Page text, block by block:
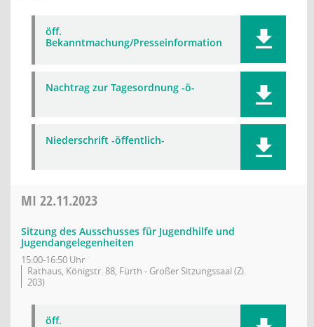
öff.
Bekanntmachung/Presseinformation
Nachtrag zur Tagesordnung -ö-
Niederschrift -öffentlich-
MI 22.11.2023
Sitzung des Ausschusses für Jugendhilfe und
Jugendangelegenheiten
15:00-16:50 Uhr
Rathaus, Königstr. 88, Fürth - Großer Sitzungssaal (Zi.
203)
öff.